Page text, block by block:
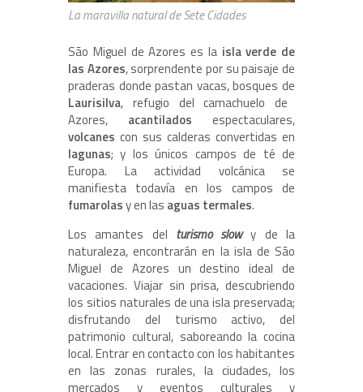
La maravilla natural de Sete Cidades
São Miguel de Azores es laisla verde de
las Azores, sorprendente por su paisaje de
praderas donde pastan vacas, bosques de
Laurisilva, refugio del camachuelo de
Azores, acantilados espectaculares,
volcanes con sus calderas convertidas en
lagunas; y los únicos campos de té de
Europa. La actividad volcánica se
manifiesta todavía en los campos de
fumarolasy en las aguas termales.
Los amantes del turismo slowy de la
naturaleza, encontrarán en la isla de São
Miguel de Azores un destino ideal de
vacaciones. Viajar sin prisa, descubriendo
los sitios naturales de una isla preservada;
disfrutando del turismo activo, del
patrimonio cultural, saboreando la cocina
local. Entrar en contacto con los habitantes
en las zonas rurales, la ciudades, los
mercados y eventos culturales y